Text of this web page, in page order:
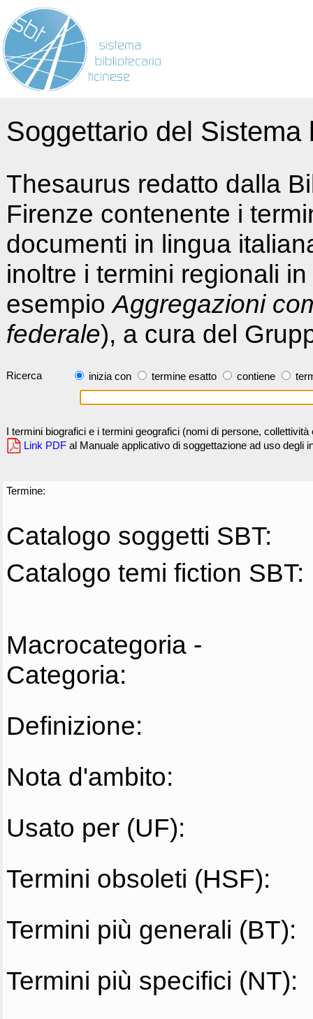
Soggettario del
Thesaurus redatto dalla
Firenze contenente i
documenti in lingua
inoltre i termini regionali
esempioAggregazioni
federale), a cura del
Ricerca inizia con termine esatto contiene
I termini biografici e i termini geografici (nomi di persone,
Link PDF al Manuale applicativo di soggettazione ad uso degli
Termine:
Catalogo soggetti SBT:
Catalogo temi fiction SBT:
Macrocategoria -
Categoria:
Definizione:
Nota d'ambito:
Usato per (UF):
Termini obsoleti (HSF):
Termini più generali (BT):
Termini più specifici (NT):